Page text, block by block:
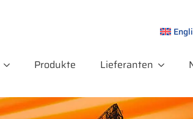
Produkte Lieferanten